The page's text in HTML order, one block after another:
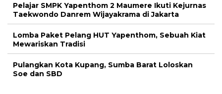
Pelajar SMPK Yapenthom 2 Maumere Ikuti Kejurnas
Taekwondo Danrem Wijayakrama di Jakarta
Lomba Paket Pelang HUT Yapenthom, Sebuah Kiat
Mewariskan Tradisi
Pulangkan Kota Kupang, Sumba Barat Loloskan
Soe dan SBD